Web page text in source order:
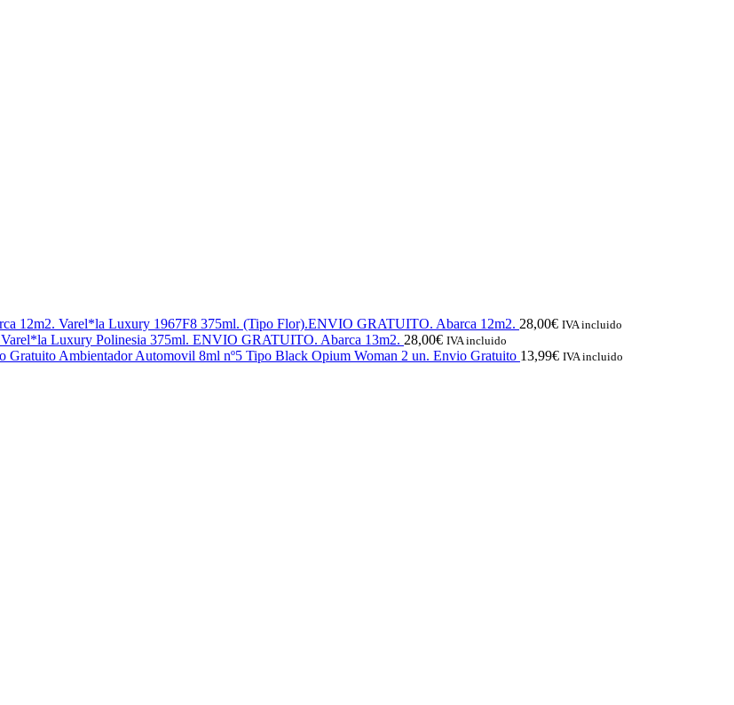
Varel*la Luxury 1967F8 375ml. (Tipo Flor).ENVIO GRATUITO. Abarca 12m2. 28,00€ IVA incluido
Varel*la Luxury Polinesia 375ml. ENVIO GRATUITO. Abarca 13m2. 28,00€ IVA incluido
Ambientador Automovil 8ml nº5 Tipo Black Opium Woman 2 un. Envio Gratuito 13,99€ IVA incluido